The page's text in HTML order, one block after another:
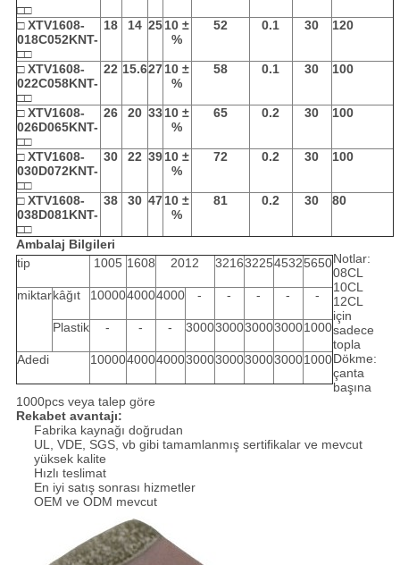
□□
□XTV1608-
018C052KNT-
□□
18 14 2510 ±
%
52 0.1 30 120
□XTV1608-
022C058KNT-
□□
22 15.62710 ±
%
58 0.1 30 100
□XTV1608-
026D065KNT-
□□
26 20 3310 ±
%
65 0.2 30 100
□XTV1608-
030D072KNT-
□□
30 22 3910 ±
%
72 0.2 30 100
□XTV1608-
038D081KNT-
□□
38 30 4710 ±
%
81 0.2 30 80
Ambalaj Bilgileri
tip
1005 1608 2012 3216322545325650
miktarkâğıt 1000040004000 - - - - -
Plastik - - - 30003000300030001000
Adedi 100004000400030003000300030001000
Notlar:
08CL
10CL
12CL
için
sadece
topla
Dökme:
çanta
başına
1000pcs veya talep göre
Rekabet avantajı:
Fabrika kaynağı doğrudan
UL, VDE, SGS, vb gibi tamamlanmış sertifikalar ve mevcut
yüksek kalite
Hızlı teslimat
En iyi satış sonrası hizmetler
OEM ve ODM mevcut